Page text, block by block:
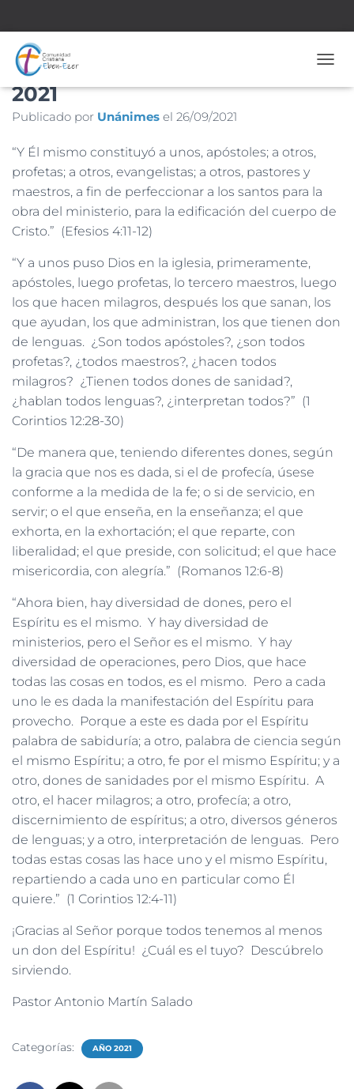
Nº 1.943 – 26 de Septiembre de
2021
Publicado por Unánimes el 26/09/2021
“Y Él mismo constituyó a unos, apóstoles; a otros,
profetas; a otros, evangelistas; a otros, pastores y
maestros, a fin de perfeccionar a los santos para la
obra del ministerio, para la edificación del cuerpo de
Cristo.” (Efesios 4:11-12)
“Y a unos puso Dios en la iglesia, primeramente,
apóstoles, luego profetas, lo tercero maestros, luego
los que hacen milagros, después los que sanan, los
que ayudan, los que administran, los que tienen don
de lenguas. ¿Son todos apóstoles?, ¿son todos
profetas?, ¿todos maestros?, ¿hacen todos
milagros? ¿Tienen todos dones de sanidad?,
¿hablan todos lenguas?, ¿interpretan todos?” (1
Corintios 12:28-30)
“De manera que, teniendo diferentes dones, según
la gracia que nos es dada, si el de profecía, úsese
conforme a la medida de la fe; o si de servicio, en
servir; o el que enseña, en la enseñanza; el que
exhorta, en la exhortación; el que reparte, con
liberalidad; el que preside, con solicitud; el que hace
misericordia, con alegría.” (Romanos 12:6-8)
“Ahora bien, hay diversidad de dones, pero el
Espíritu es el mismo. Y hay diversidad de
ministerios, pero el Señor es el mismo. Y hay
diversidad de operaciones, pero Dios, que hace
todas las cosas en todos, es el mismo. Pero a cada
uno le es dada la manifestación del Espíritu para
provecho. Porque a este es dada por el Espíritu
palabra de sabiduría; a otro, palabra de ciencia según
el mismo Espíritu; a otro, fe por el mismo Espíritu; y a
otro, dones de sanidades por el mismo Espíritu. A
otro, el hacer milagros; a otro, profecía; a otro,
discernimiento de espíritus; a otro, diversos géneros
de lenguas; y a otro, interpretación de lenguas. Pero
todas estas cosas las hace uno y el mismo Espíritu,
repartiendo a cada uno en particular como Él
quiere.” (1 Corintios 12:4-11)
¡Gracias al Señor porque todos tenemos al menos
un don del Espíritu! ¿Cuál es el tuyo? Descúbrelo
sirviendo.
Pastor Antonio Martín Salado
Categorías: AÑO 2021